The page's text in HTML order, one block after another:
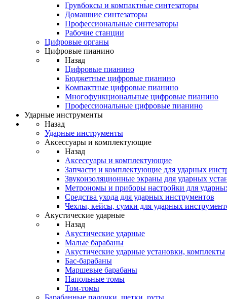
Грувбоксы и компактные синтезаторы
Домашние синтезаторы
Профессиональные синтезаторы
Рабочие станции
Цифровые органы
Цифровые пианино
Назад
Цифровые пианино
Бюджетные цифровые пианино
Компактные цифровые пианино
Многофункциональные цифровые пианино
Профессиональные цифровые пианино
Ударные инструменты
Назад
Ударные инструменты
Аксессуары и комплектующие
Назад
Аксессуары и комплектующие
Запчасти и комплектующие для ударных
Звукоизоляционные экраны для ударных
Метрономы и приборы настройки для
Средства ухода для ударных инструментов
Чехлы, кейсы, сумки для ударных
Акустические ударные
Назад
Акустические ударные
Mалые барабаны
Акустические ударные установки, комплекты
Бас-барабаны
Маршевые барабаны
Напольные томы
Том-томы
Барабанные палочки, щетки, руты